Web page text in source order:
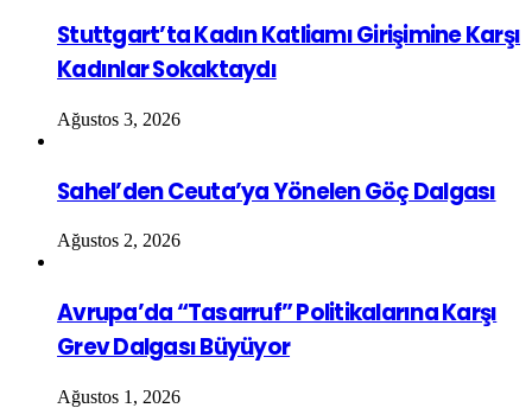
Stuttgart’ta Kadın Katliamı Girişimine Karşı
Kadınlar Sokaktaydı
Ağustos 3, 2026
Sahel’den Ceuta’ya Yönelen Göç Dalgası
Ağustos 2, 2026
Avrupa’da “Tasarruf” Politikalarına Karşı
Grev Dalgası Büyüyor
Ağustos 1, 2026